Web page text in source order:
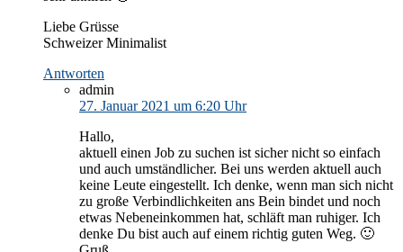
Liebe Grüsse
Schweizer Minimalist
Antworten
admin
27. Januar 2021 um 6:20 Uhr
Hallo,
aktuell einen Job zu suchen ist sicher nicht so einfach
und auch umständlicher. Bei uns werden aktuell auch
keine Leute eingestellt. Ich denke, wenn man sich nicht
zu große Verbindlichkeiten ans Bein bindet und noch
etwas Nebeneinkommen hat, schläft man ruhiger. Ich
denke Du bist auch auf einem richtig guten Weg. 🙂